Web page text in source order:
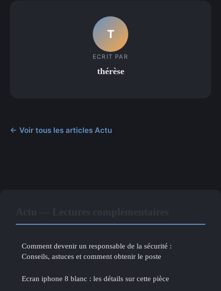
T
ECRIT PAR
thérèse
← Voir tous les articles Actu
Comment devenir un responsable de la sécurité :
Conseils, astuces et comment obtenir le poste
Ecran iphone 8 blanc : les détails sur cette pièce